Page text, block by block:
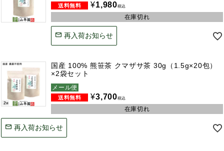
¥1,980税込
在庫切れ
再入荷お知らせ
国産 100% 熊笹茶 クマザサ茶 30g（1.5g×20包）
×2袋セット
メール便
¥3,700税込
在庫切れ
再入荷お知らせ